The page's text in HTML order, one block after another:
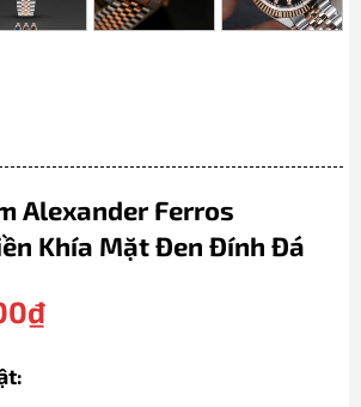
Alexander Ferros
Khía Mặt Đen Đính Đá
₫